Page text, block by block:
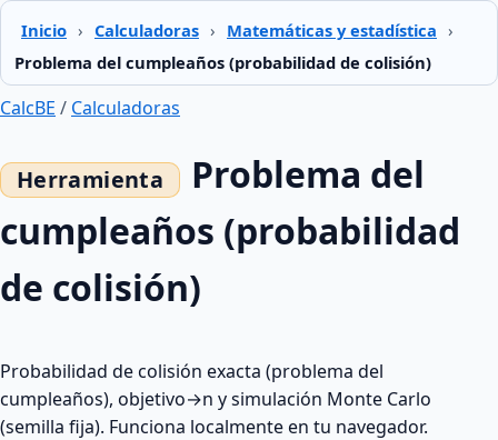
Inicio › Calculadoras › Matemáticas y estadística ›
Problema del cumpleaños (probabilidad de colisión)
CalcBE / Calculadoras
Problema del
cumpleaños (probabilidad
de colisión)
Probabilidad de colisión exacta (problema del
cumpleaños), objetivo→n y simulación Monte Carlo
(semilla fija). Funciona localmente en tu navegador.